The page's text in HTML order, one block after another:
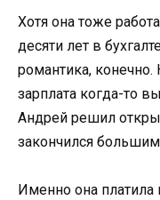
Хотя она тоже
десяти лет в
романтика,
зарплата когда-то
Андрей решил
закончился
Именно она